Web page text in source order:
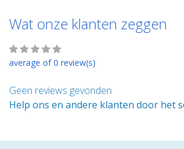
Wat onze klanten zeggen
average of 0 review(s)
Geen reviews gevonden
Help ons en andere klanten door het